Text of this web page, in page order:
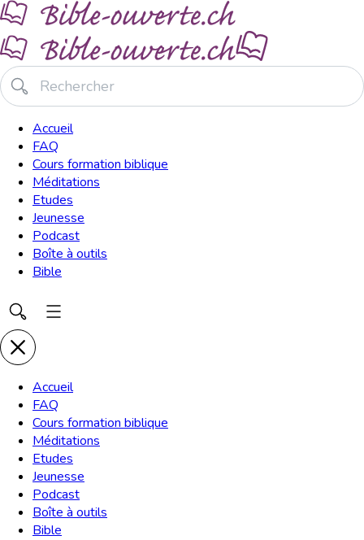
Accueil
FAQ
Cours formation biblique
Méditations
Etudes
Jeunesse
Podcast
Boîte à outils
Bible
Accueil
FAQ
Cours formation biblique
Méditations
Etudes
Jeunesse
Podcast
Boîte à outils
Bible